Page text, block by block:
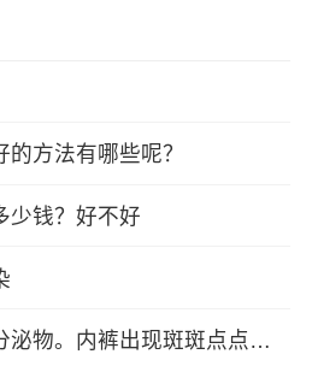
方法有哪些呢？
少钱？好不好
泌物。内裤出现斑斑点点